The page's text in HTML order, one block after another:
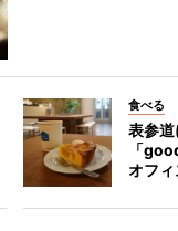
食べる
表参
「
オフ